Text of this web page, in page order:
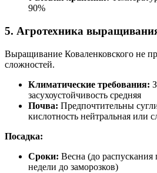
90%
5. Агротехника
Выращивание Коваленковского не
сложностей.
Климатические требования:
засухоустойчивость средняя
Почва: Предпочтительны
кислотность нейтральная или
Посадка:
Сроки: Весна (до распускания
недели до заморозков)